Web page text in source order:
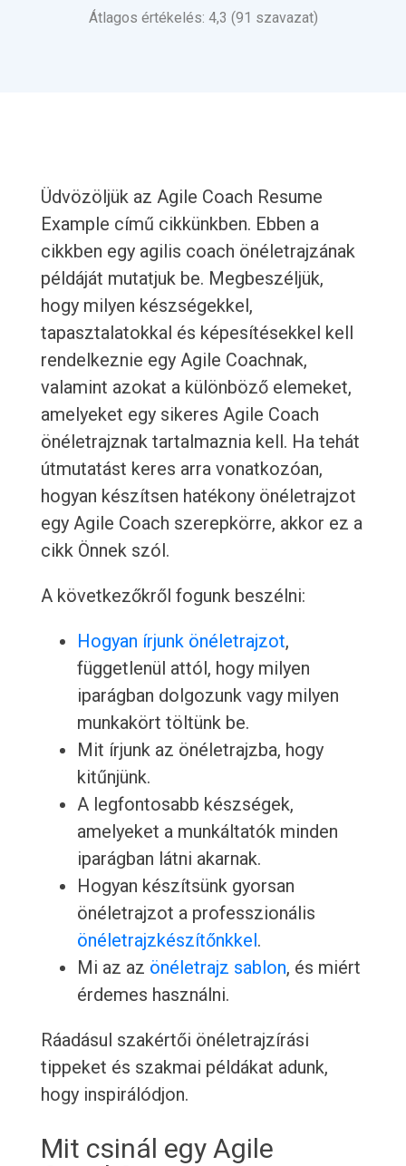
Átlagos értékelés: 4,3 (91 szavazat)
Üdvözöljük az Agile Coach Resume
Example című cikkünkben. Ebben a
cikkben egy agilis coach önéletrajzának
példáját mutatjuk be. Megbeszéljük,
hogy milyen készségekkel,
tapasztalatokkal és képesítésekkel kell
rendelkeznie egy Agile Coachnak,
valamint azokat a különböző elemeket,
amelyeket egy sikeres Agile Coach
önéletrajznak tartalmaznia kell. Ha tehát
útmutatást keres arra vonatkozóan,
hogyan készítsen hatékony önéletrajzot
egy Agile Coach szerepkörre, akkor ez a
cikk Önnek szól.
A következőkről fogunk beszélni:
Hogyan írjunk önéletrajzot,
függetlenül attól, hogy milyen
iparágban dolgozunk vagy milyen
munkakört töltünk be.
Mit írjunk az önéletrajzba, hogy
kitűnjünk.
A legfontosabb készségek,
amelyeket a munkáltatók minden
iparágban látni akarnak.
Hogyan készítsünk gyorsan
önéletrajzot a professzionális
önéletrajzkészítőnkkel.
Mi az az önéletrajz sablon, és miért
érdemes használni.
Ráadásul szakértői önéletrajzírási
tippeket és szakmai példákat adunk,
hogy inspirálódjon.
Mit csinál egy Agile